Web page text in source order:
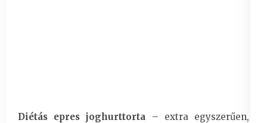
Diétás epres joghurttorta – extra egyszerűen,